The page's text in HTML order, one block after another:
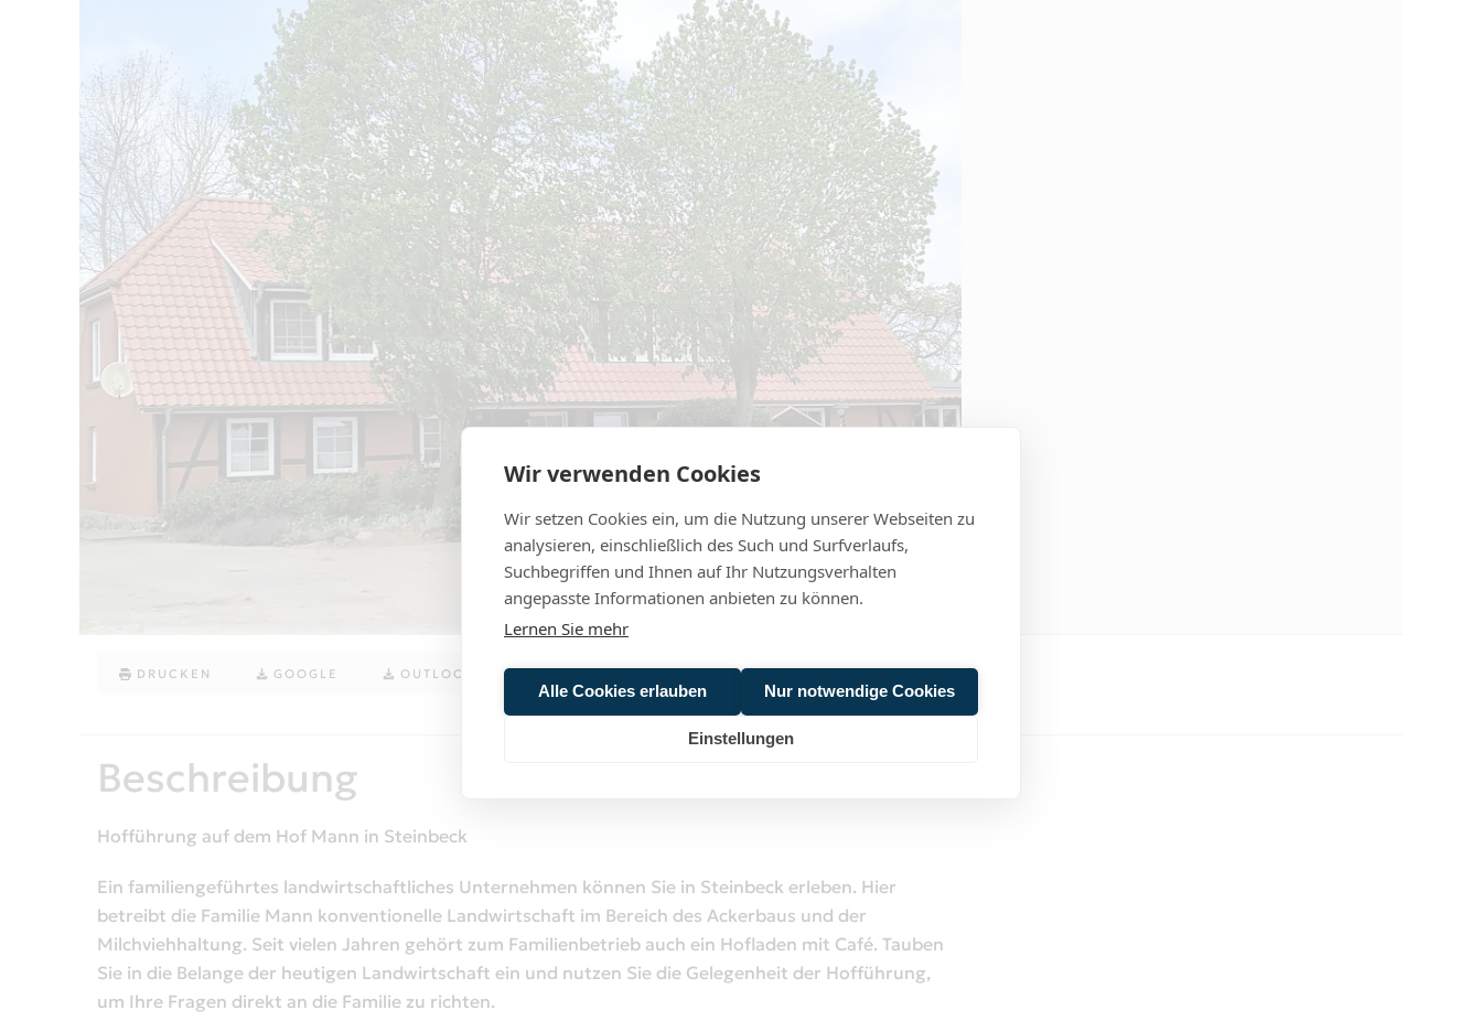
DRUCKEN GOOGLE OUTLOOK (.ICS)
Beschreibung
Hofführung auf dem Hof Mann in Steinbeck
Ein familiengeführtes landwirtschaftliches Unternehmen können Sie in Steinbeck erleben. Hier
betreibt die Familie Mann konventionelle Landwirtschaft im Bereich des Ackerbaus und der
Milchviehhaltung. Seit vielen Jahren gehört zum Familienbetrieb auch ein Hofladen mit Café. Tauben
Sie in die Belange der heutigen Landwirtschaft ein und nutzen Sie die Gelegenheit der Hofführung,
um Ihre Fragen direkt an die Familie zu richten.
Wir verwenden Cookies
Wir setzen Cookies ein, um die Nutzung unserer Webseiten zu
analysieren, einschließlich des Such und Surfverlaufs,
Suchbegriffen und Ihnen auf Ihr Nutzungsverhalten
angepasste Informationen anbieten zu können.
Lernen Sie mehr
Alle Cookies erlauben Nur notwendige Cookies
Einstellungen